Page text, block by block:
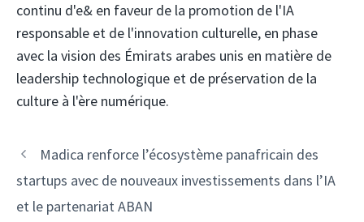
continu d'e& en faveur de la promotion de l'IA
responsable et de l'innovation culturelle, en phase
avec la vision des Émirats arabes unis en matière de
leadership technologique et de préservation de la
culture à l'ère numérique.
Navigation
des
Madica renforce l’écosystème panafricain des
startups avec de nouveaux investissements dans l’IA
et le partenariat ABAN